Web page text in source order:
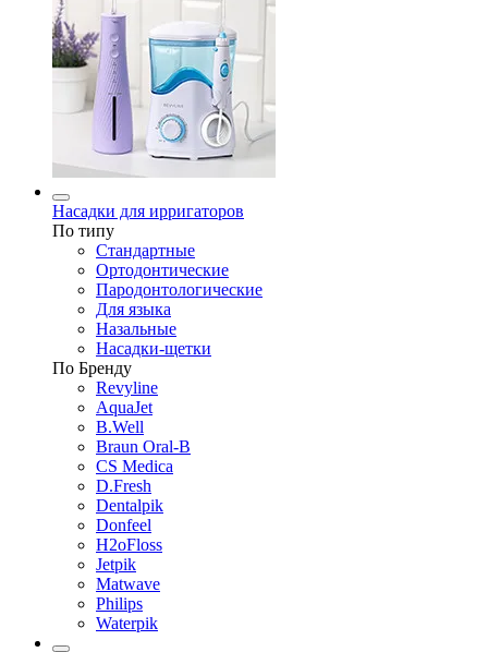
Насадки для ирригаторов
По типу
Стандартные
Ортодонтические
Пародонтологические
Для языка
Назальные
Насадки-щетки
По Бренду
Revyline
AquaJet
B.Well
Braun Oral-B
CS Medica
D.Fresh
Dentalpik
Donfeel
H2oFloss
Jetpik
Matwave
Philips
Waterpik